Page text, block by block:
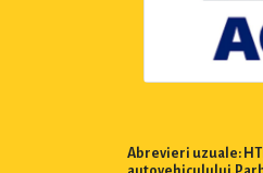
Abrevieri uzuale: